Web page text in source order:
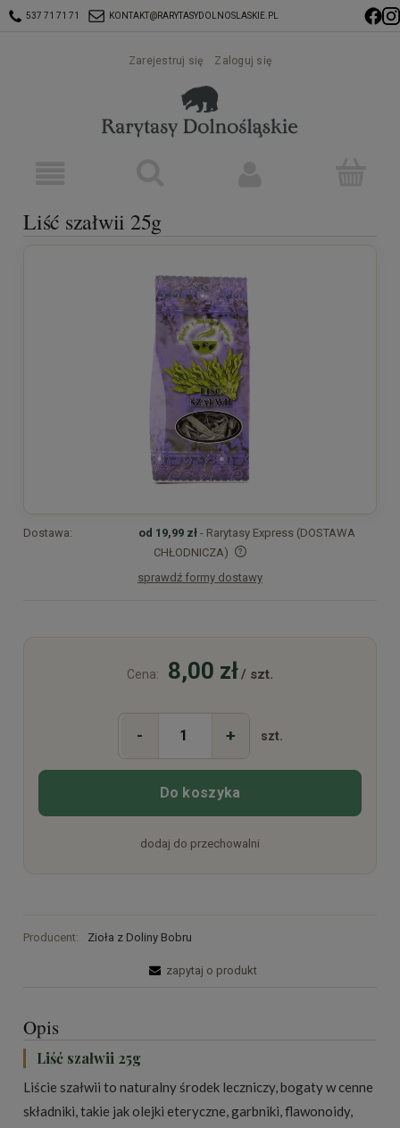
537 71 71 71 KONTAKT@RARYTASYDOLNOSLASKIE.PL
Zarejestruj się Zaloguj się
Liść szałwii 25g
Dostawa: od 19,99 zł - Rarytasy Express (DOSTAWA
CHŁODNICZA)
Cena nie zawiera ewentualnych kosztów płatności
sprawdź formy dostawy
Cena: 8,00 zł/ szt.
- + szt.
Do koszyka
dodaj do przechowalni
Producent: Zioła z Doliny Bobru
zapytaj o produkt
Opis
Liść szałwii 25g
Liście szałwii to naturalny środek leczniczy, bogaty w cenne
składniki, takie jak olejki eteryczne, garbniki, flawonoidy,